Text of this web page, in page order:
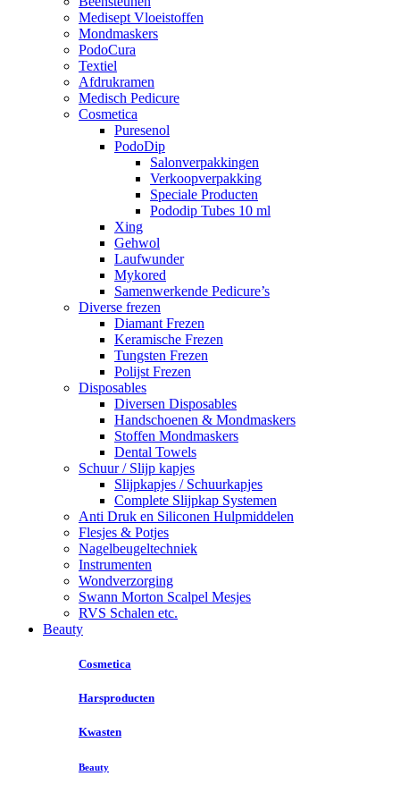
Medisept Vloeistoffen
Mondmaskers
PodoCura
Textiel
Afdrukramen
Medisch Pedicure
Cosmetica
Puresenol
PodoDip
Salonverpakkingen
Verkoopverpakking
Speciale Producten
Pododip Tubes 10 ml
Xing
Gehwol
Laufwunder
Mykored
Samenwerkende Pedicure’s
Diverse frezen
Diamant Frezen
Keramische Frezen
Tungsten Frezen
Polijst Frezen
Disposables
Diversen Disposables
Handschoenen & Mondmaskers
Stoffen Mondmaskers
Dental Towels
Schuur / Slijp kapjes
Slijpkapjes / Schuurkapjes
Complete Slijpkap Systemen
Anti Druk en Siliconen Hulpmiddelen
Flesjes & Potjes
Nagelbeugeltechniek
Instrumenten
Wondverzorging
Swann Morton Scalpel Mesjes
RVS Schalen etc.
Beauty
Cosmetica
Harsproducten
Kwasten
Beauty